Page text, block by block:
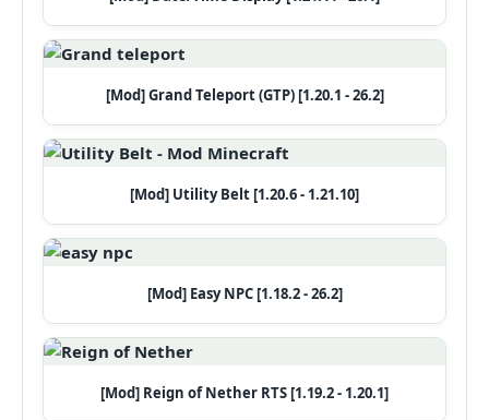
[Mod] Grand Teleport (GTP) [1.20.1 - 26.2]
[Mod] Utility Belt [1.20.6 - 1.21.10]
[Mod] Easy NPC [1.18.2 - 26.2]
[Mod] Reign of Nether RTS [1.19.2 - 1.20.1]